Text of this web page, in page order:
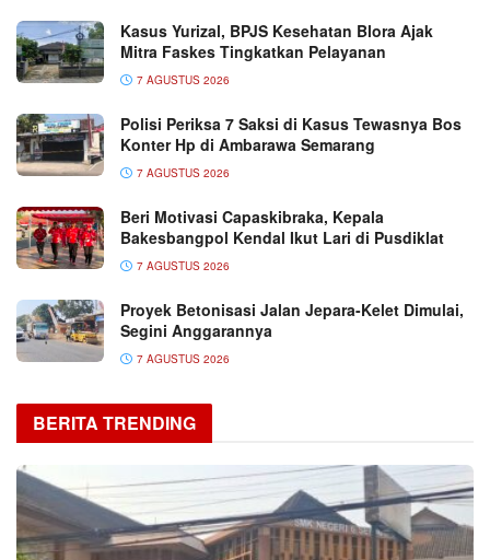
Kasus Yurizal, BPJS Kesehatan Blora Ajak
Mitra Faskes Tingkatkan Pelayanan
7 AGUSTUS 2026
Polisi Periksa 7 Saksi di Kasus Tewasnya Bos
Konter Hp di Ambarawa Semarang
7 AGUSTUS 2026
Beri Motivasi Capaskibraka, Kepala
Bakesbangpol Kendal Ikut Lari di Pusdiklat
7 AGUSTUS 2026
Proyek Betonisasi Jalan Jepara-Kelet Dimulai,
Segini Anggarannya
7 AGUSTUS 2026
BERITA TRENDING